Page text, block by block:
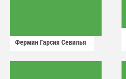
Фермин Гарсия Севилья